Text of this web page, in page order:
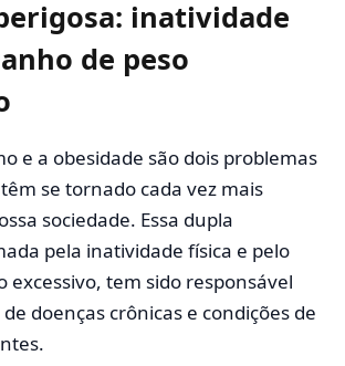
inatividade
de peso
e a obesidade são dois problemas
se tornado cada vez mais
sociedade. Essa dupla
pela inatividade física e pelo
excessivo, tem sido responsável
doenças crônicas e condições de